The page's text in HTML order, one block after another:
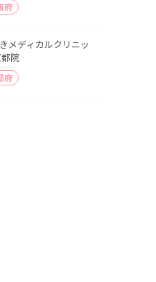
府
メディカルクリニッ
院
府